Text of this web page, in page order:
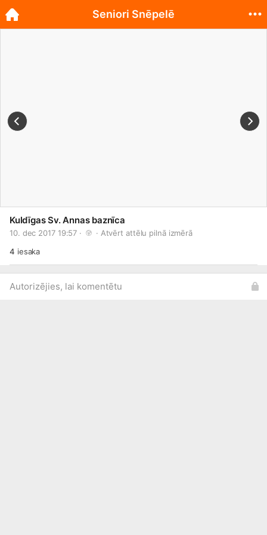
Kuldīgas Sv. Annas baznīca
10. dec 2017 19:57 · · Atvērt attēlu pilnā izmērā
4 iesaka
Autorizējies, lai komentētu
Seniori Snēpelē